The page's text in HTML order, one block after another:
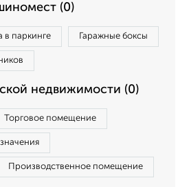
(0)
паркинге Гаражные боксы
недвижимости (0)
Торговое помещение
Производственное помещение